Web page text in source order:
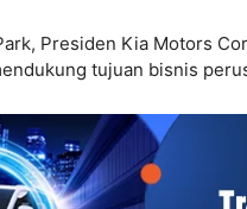
Presiden Kia Motors
tujuan bisnis